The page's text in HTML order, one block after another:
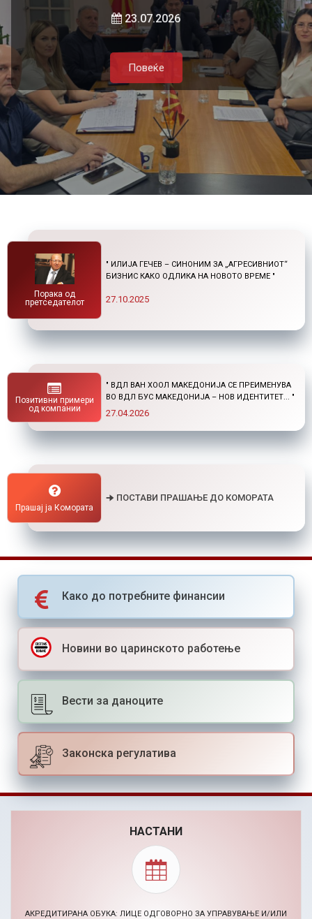
локалната самоуправа и приватниот
сектор
05.08.2026
Повеќе
23.07.2026
Повеќе
и нетарифните бариери
21.07.2026
Повеќе
Порака од
претседателот
" ИЛИЈА ГЕЧЕВ – СИНОНИМ ЗА „АГРЕСИВНИОТ“
БИЗНИС КАКО ОДЛИКА НА НОВОТО ВРЕМЕ "
27.10.2025
Позитивни примери
од компании
ПОСТДИПЛОМСКИ СТУДИИ ДОМА И ВО
СТРАНСТВО "
01.04.2026
Прашај ја Комората
🠊 ПОСТАВИ ПРАШАЊЕ ДО КОМОРАТА
Како до потребните финансии
Новини во царинското работење
Вести за даноците
Законска регулатива
НАСТАНИ
АКРЕДИТИРАНА ОБУКА: ЛИЦЕ ОДГОВОРНО ЗА УПРАВУВАЊЕ И/ИЛИ